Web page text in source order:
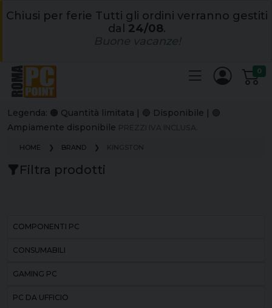
Chiusi per ferie Tutti gli ordini verranno gestiti
dal 24/08.
0
Legenda: 🟠 Quantità limitata | 🔵 Disponibile | 🟢
Ampiamente disponibile
HOME BRAND KINGSTON
Filtra prodotti
COMPONENTI PC
CONSUMABILI
GAMING PC
PC DA UFFICIO